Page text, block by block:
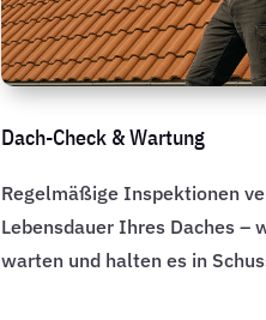
Dach-Check & Wartung
Regelmäßige Inspektionen
Lebensdauer Ihres Daches –
warten und halten es in